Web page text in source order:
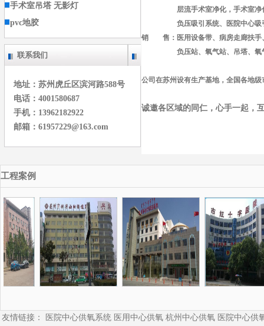
手术室吊塔 无影灯
pvc地胶
联系我们
地址：苏州虎丘区滨河路588号
电话：4001580687
手机：13962182922
邮箱：61957229@163.com
层流手术室净化，手术室
负压吸引系统、医院中心吸引
销 售：医用设备带、病房走廊扶手
负压站、氧气站、吊塔、氧
公司在苏州设有生产基地，全国各地
诚邀各区域的同仁，心手一起，
工程案例
友情链接： 医院中心供氧系统 医用中心供氧 杭州中心供氧 医院中心供